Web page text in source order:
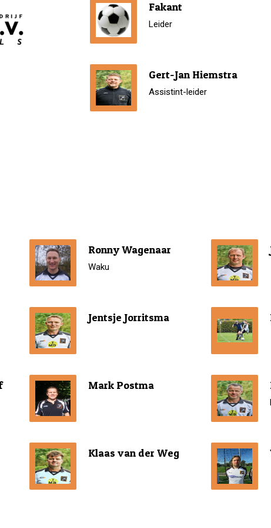
Fakant
Leider
Gert-Jan Hiemstra
Assistint-leider
Ronny Wagenaar
Waku
Jentsje Jorritsma
Mark Postma
Klaas van der Weg